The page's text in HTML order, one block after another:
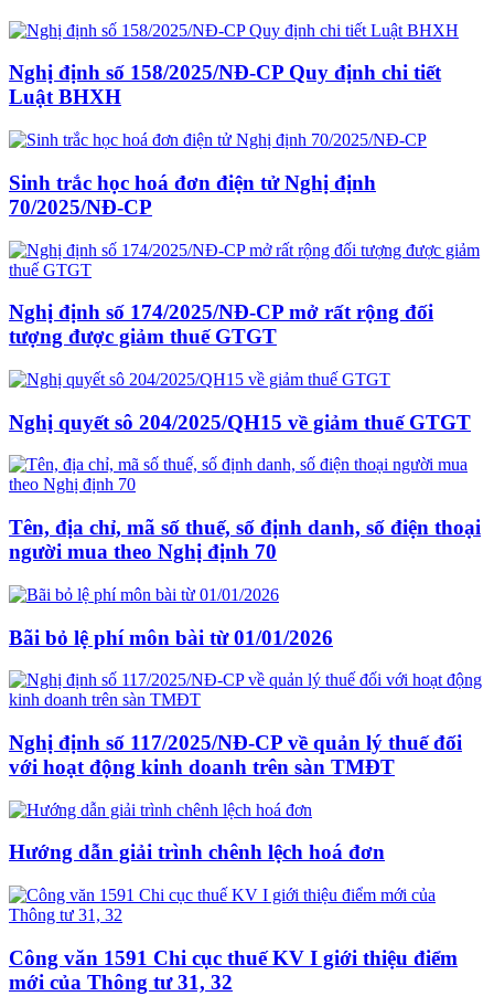
Nghị định số 158/2025/NĐ-CP Quy định chi tiết
Luật BHXH
Sinh trắc học hoá đơn điện tử Nghị định
70/2025/NĐ-CP
Nghị định số 174/2025/NĐ-CP mở rất rộng đối
tượng được giảm thuế GTGT
Nghị quyết sô 204/2025/QH15 về giảm thuế GTGT
Tên, địa chỉ, mã số thuế, số định danh, số điện thoại
người mua theo Nghị định 70
Bãi bỏ lệ phí môn bài từ 01/01/2026
Nghị định số 117/2025/NĐ-CP về quản lý thuế đối
với hoạt động kinh doanh trên sàn TMĐT
Hướng dẫn giải trình chênh lệch hoá đơn
Công văn 1591 Chi cục thuế KV I giới thiệu điểm
mới của Thông tư 31, 32